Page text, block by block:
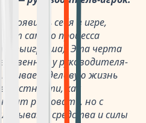
себя в игре,
от самого процесса
(выигрыша). Эта черта
у руководителя-
деловую жизнь
частности, как
рисковать, но с
средства и силы